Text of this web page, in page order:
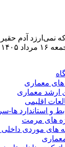
نمی‌ارزد آدم
۱۴۰۵
های معماری
ارشد معماری
اقلیمی
و استاندارد ها-
های مرمت
های موردی